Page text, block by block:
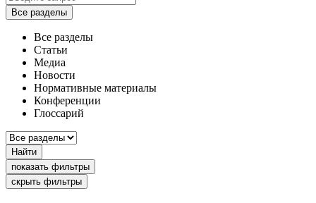
Все разделы
Все разделы
Статьи
Медиа
Новости
Нормативные материалы
Конференции
Глоссарий
Найти
показать фильтры
скрыть фильтры